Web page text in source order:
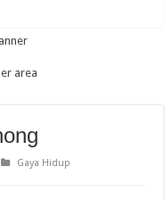
Gaya Hidup